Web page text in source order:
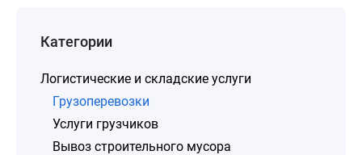
Категории
Логистические и складские услуги
Грузоперевозки
Услуги грузчиков
Вывоз строительного мусора